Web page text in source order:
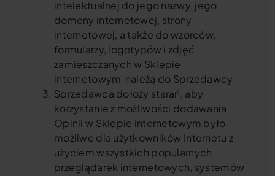
intelektualnej do jego nazwy, jego
domeny internetowej, strony
internetowej, a także do wzorców,
formularzy, logotypów i zdjęć
zamieszczanych w Sklepie
internetowym należą do Sprzedawcy.
Sprzedawca dołoży starań, aby
korzystanie z możliwości dodawania
Opinii w Sklepie internetowym było
możliwe dla użytkowników Internetu z
użyciem wszystkich popularnych
przeglądarek internetowych, systemów